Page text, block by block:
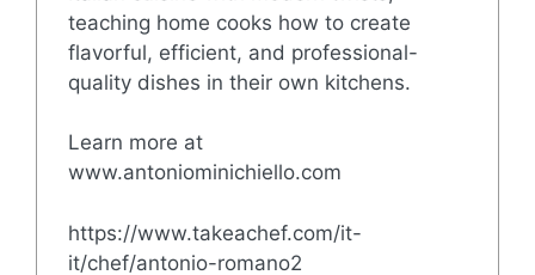
teaching home cooks how to create
flavorful, efficient, and professional-
quality dishes in their own kitchens.
Learn more at
www.antoniominichiello.com
https://www.takeachef.com/it-
it/chef/antonio-romano2